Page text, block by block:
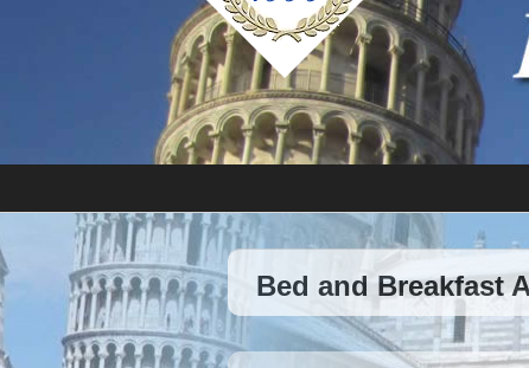
Bed and Breakfast